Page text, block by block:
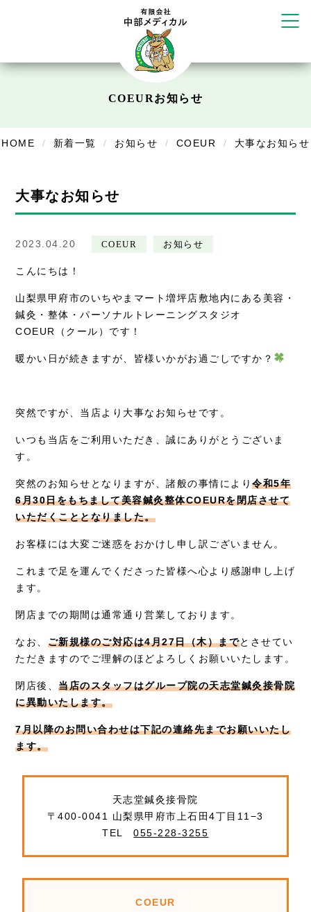
かえる堂鍼灸院 整骨院 うるま店 ウェルネス鍼灸院・接骨院 甲府千
デイサービスあやめ
美容鍼・コルギ
お知らせ
症例別施術
採用情報
COEURお知らせ
HOME 新着一覧 お知らせ COEUR 大事なお知らせ
大事なお知らせ
2023.04.20 COEUR お知らせ
こんにちは！
山梨県甲府市のいちやまマート増坪店敷地内にある美容・
鍼灸・整体・パーソナルトレーニングスタジオ
COEUR（クール）です！
暖かい日が続きますが、皆様いかがお過ごしですか？
突然ですが、当店より大事なお知らせです。
いつも当店をご利用いただき、誠にありがとうございま
す。
突然のお知らせとなりますが、諸般の事情により令和5年
6月30日をもちまして美容鍼灸整体COEURを閉店させて
いただくこととなりました。
お客様には大変ご迷惑をおかけし申し訳ございません。
これまで足を運んでくださった皆様へ心より感謝申し上げ
ます。
閉店までの期間は通常通り営業しております。
なお、 ご新規様のご対応は4月27日（木）までとさせてい
ただきますのでご理解のほどよろしくお願いいたします。
閉店後、当店のスタッフはグループ院の天志堂鍼灸接骨院
に異動いたします。
7月以降のお問い合わせは下記の連絡先までお願いいたし
ます。
天志堂鍼灸接骨院
〒400-0041 山梨県甲府市上石田4丁目11−3
TEL055-228-3255
COEUR